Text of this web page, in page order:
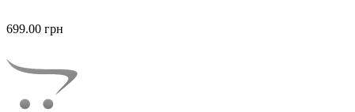
699.00 грн